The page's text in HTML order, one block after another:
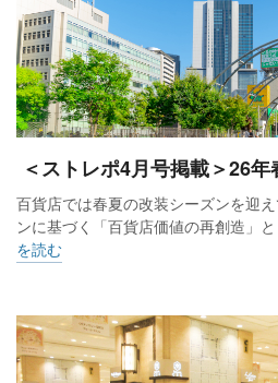
＜ストレポ4月号掲載＞26
百貨店では春夏の改装シーズンを迎
ンに基づく「百貨店価値の再創造」
を読む